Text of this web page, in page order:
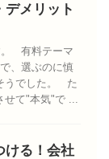
デメリット
。 有料テーマ
、選ぶのに慎
うでした。 た
て"本気"で ...
ける！会社